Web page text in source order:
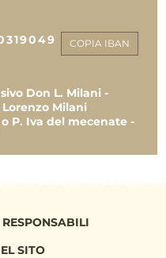
10.000,00 €
4.212,31 €
COPIA IBAN
Don L. Milani -
Milani
P. Iva del mecenate -
SITO